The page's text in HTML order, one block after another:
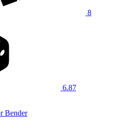
8
6.87
Bender